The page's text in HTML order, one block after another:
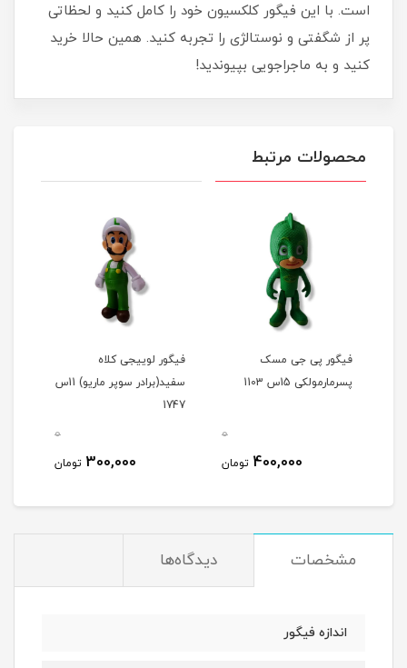
است. با این فیگور کلکسیون خود را کامل کنید و لحظاتی
پر از شگفتی و نوستالژی را تجربه کنید. همین حالا خرید
کنید و به ماجراجویی بپیوندید!
محصولات مرتبط
فیگور پی جی مسک
پسرمارمولکی 15س 1103
0
400,000 تومان
فیگور لوییجی کلاه
سفید(برادر سوپر ماریو) 11س
1747
0
300,000 تومان
مشخصات دیدگاه‌ها
اندازه فیگور